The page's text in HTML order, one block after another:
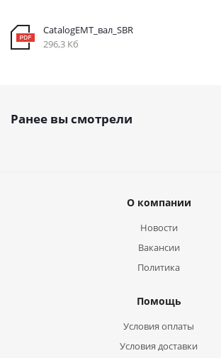
CatalogEMT_вал_SBR
296,3 Кб
Ранее вы смотрели
О компании
Новости
Вакансии
Политика
Помощь
Условия оплаты
Условия доставки